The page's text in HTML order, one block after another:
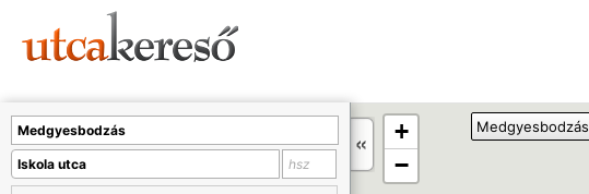
+
−
Medgyesbodzás
A térképet kicsinyíteni kell, hogy látszódjanak a boltok.
Boltok látszódjanak >>